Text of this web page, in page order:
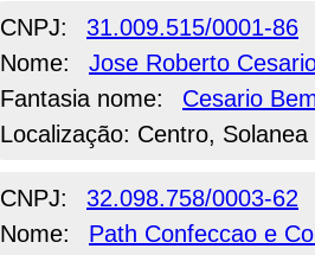
CNPJ: 31.009.515/0001-86
Nome:
Jose Roberto
Fantasia nome:
Cesario
Localização: Centro, Solanea
CNPJ: 32.098.758/0003-62
Nome:
Path Confeccao e